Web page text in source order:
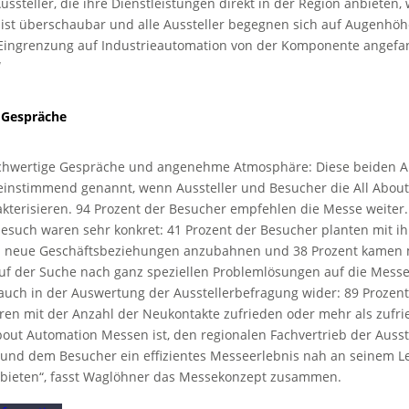
überschaubar und alle Aussteller begegnen sich auf
auf Industrieautomation von der Komponente
Gespräche und angenehme Atmosphäre: Diese beiden
genannt, wenn Aussteller und Besucher die All
94 Prozent der Besucher empfehlen die Messe
waren sehr konkret: 41 Prozent der Besucher planten mit
neue Geschäftsbeziehungen anzubahnen und 38 Prozent
der Suche nach ganz speziellen Problemlösungen auf die
in der Auswertung der Ausstellerbefragung wider: 89
mit der Anzahl der Neukontakte zufrieden oder mehr als
Automation Messen ist, den regionalen Fachvertrieb der
dem Besucher ein effizientes Messeerlebnis nah an seinem
fasst Waglöhner das Messekonzept zusammen.